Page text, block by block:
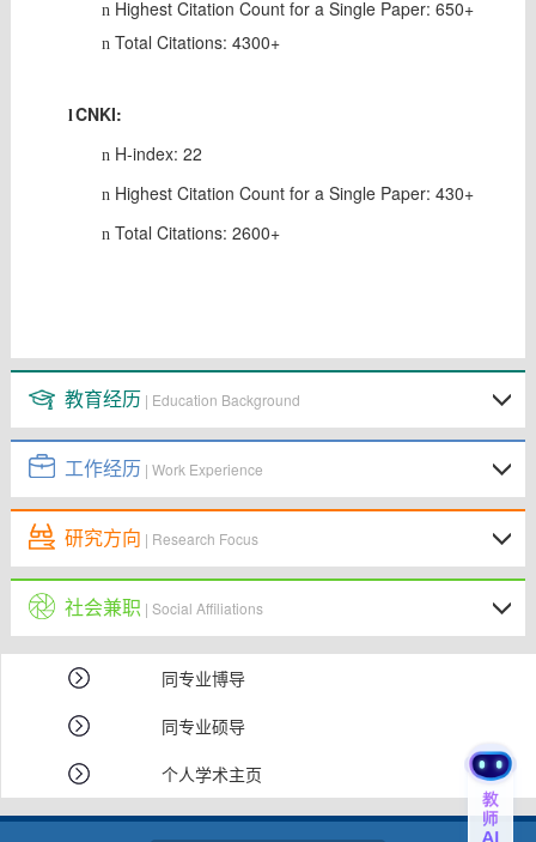
n Highest Citation Count for a Single Paper: 650+
n Total Citations: 4300+
lCNKI:
n H-index: 22
n Highest Citation Count for a Single Paper: 430+
n Total Citations: 2600+
教育经历 | Education Background
工作经历 | Work Experience
研究方向 | Research Focus
社会兼职 | Social Affiliations
同专业博导
同专业硕导
个人学术主页